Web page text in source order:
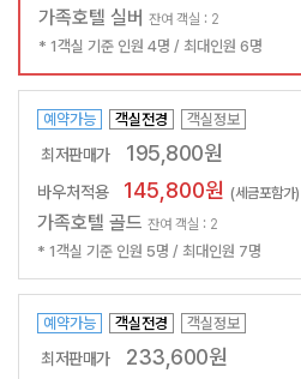
가족호텔 실버 잔여 객실 : 2
* 1객실 기준 인원 4명 / 최대인원 6명
예약가능 객실전경 객실정보
최저판매가 195,800원
바우처적용 145,800원 (세금포함가)
가족호텔 골드 잔여 객실 : 2
* 1객실 기준 인원 5명 / 최대인원 7명
예약가능 객실전경 객실정보
최저판매가 233,600원